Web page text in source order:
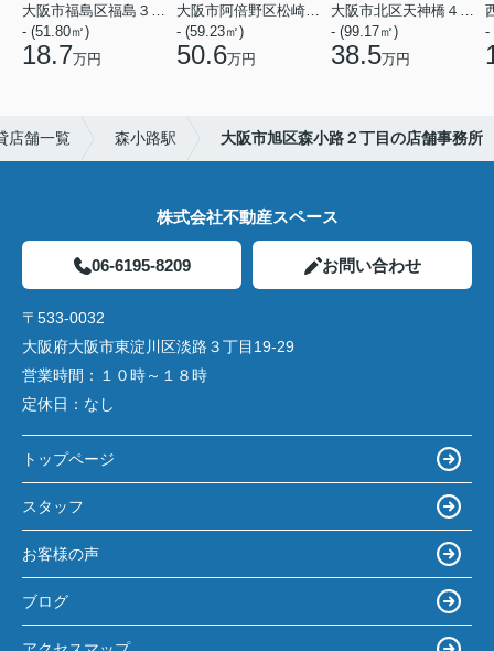
大阪市福島区福島３丁目
- (51.80㎡)
18.7万円
大阪市阿倍野区松崎町１丁目
- (59.23㎡)
50.6万円
大阪市北区天神橋４丁目
- (99.17㎡)
38.5万円
-
店舗一覧 森小路駅 大阪市旭区森小路２丁目の店舗事務所
株式会社不動産スペース
06-6195-8209 お問い合わせ
〒533-0032
大阪府大阪市東淀川区淡路３丁目19-29
営業時間： １０時～１８時
定休日： なし
トップページ
スタッフ
お客様の声
ブログ